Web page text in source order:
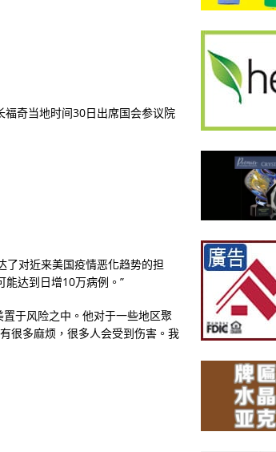
奇当地时间30日出席国会参议院
了对近来美国疫情恶化趋势的担
能达到日增10万病例。”
于风险之中。他对于一些地区聚
很多麻烦，很多人会受到伤害。我